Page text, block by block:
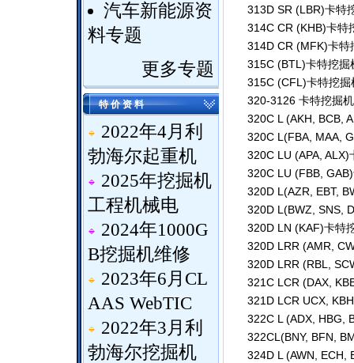
汽车新能源资
料专题
更多专题
特 价 资 料
2022年4月利
勃海尔起重机
2025年挖掘机
工程机械电
2024年1000G
B挖掘机维修
2023年6月CL
AAS WebTIC
2022年3月利
勃海尔挖掘机
313D SR (LBR)卡特
314C CR (KHB)卡特
314D CR (MFK)卡特
315C (BTL)卡特挖掘
315C (CFL)卡特挖掘
320-3126 卡特挖掘
320C L (AKH, BCB,
320C L(FBA, MAA,
320C LU (APA,
320C LU (FBB,
320D L(AZR, EBT,
320D L(BWZ, SNS,
320D LN (KAF)卡特
320D LRR (AMR,
320D LRR (RBL,
321C LCR (DAX,
321D LCR UCX,
322C L (ADX, HBG,
322CL(BNY, BFN,
324D L (AWN, ECH,